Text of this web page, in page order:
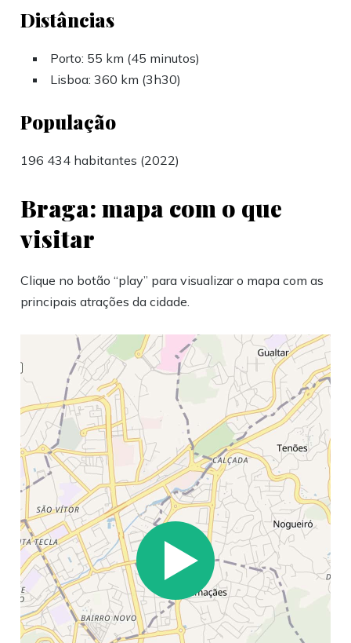
Distâncias
Porto: 55 km (45 minutos)
Lisboa: 360 km (3h30)
População
196 434 habitantes (2022)
Braga: mapa com o que
visitar
Clique no botão “play” para visualizar o mapa com as
principais atrações da cidade.